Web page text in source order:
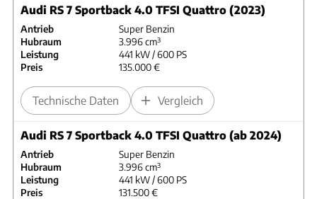
Audi RS 7 Sportback 4.0 TFSI Quattro (2023)
Antrieb
Super Benzin
Hubraum
3.996 cm³
Leistung
441 kW / 600 PS
Preis
135.000 €
Technische Daten Vergleich
Audi RS 7 Sportback 4.0 TFSI Quattro (ab 2024)
Antrieb
Super Benzin
Hubraum
3.996 cm³
Leistung
441 kW / 600 PS
Preis
131.500 €